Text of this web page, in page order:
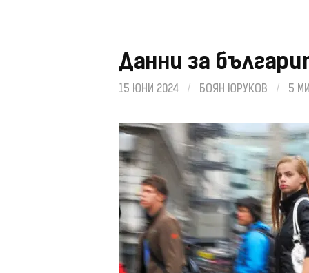
Данни за
15 ЮНИ 2024 / БОЯН ЮРУКОВ / 5